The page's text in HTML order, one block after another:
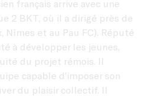
français arrive avec une
2 BKT, où il a dirigé près de
Nîmes et au Pau FC). Réputé
à développer les jeunes,
du projet rémois. Il
capable d’imposer son
du plaisir collectif. Il